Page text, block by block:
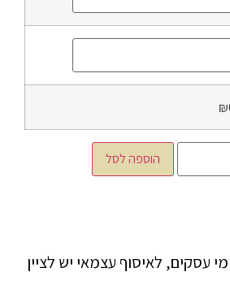
הוספה לסל
7 ימי עסקים, לאיסוף עצמאי יש לציין